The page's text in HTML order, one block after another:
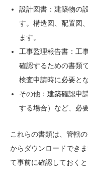
設計図書：建築物の
す。構造図、配置図
ます。
工事監理報告書：工
確認するための書類
検査申請時に必要と
その他：建築確認申
する場合）など、必
これらの書類は、管轄
からダウンロードでき
て事前に確認しておくと